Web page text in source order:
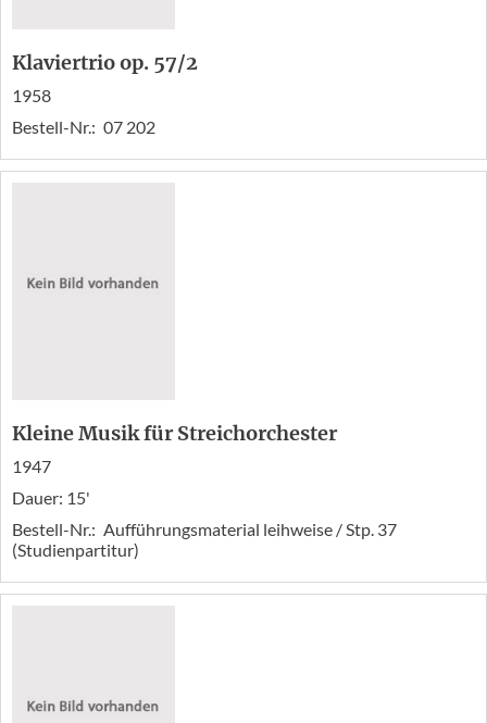
Klaviertrio op. 57/2
1958
Bestell-Nr.: 07 202
Kleine Musik für Streichorchester
1947
Dauer: 15'
Bestell-Nr.: Aufführungsmaterial leihweise / Stp. 37
(Studienpartitur)